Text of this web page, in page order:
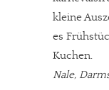
kleine
es
Kuchen.
Nale,